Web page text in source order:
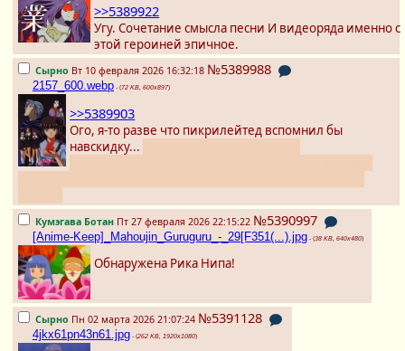
>>5389922
Угу. Сочетание смысла песни И видеоряда именно с
этой героиней эпичное.
Сырно Вт 10 февраля 2026 16:32:18 №5389988
2157_600.webp - (72 KB, 600x897)
>>5389903
Ого, я-то разве что пикрилейтед вспомнил бы
навскидку...
Кумэгава Ботан Пт 27 февраля 2026 22:15:22 №5390997
[Anime-Keep]_Mahoujin_Guruguru_-_29[F351(...).jpg - (38 KB, 640x480)
Обнаружена Рика Нипа!
Сырно Пн 02 марта 2026 21:07:24 №5391128
4jkx61pn43n61.jpg - (262 KB, 1920x1080)